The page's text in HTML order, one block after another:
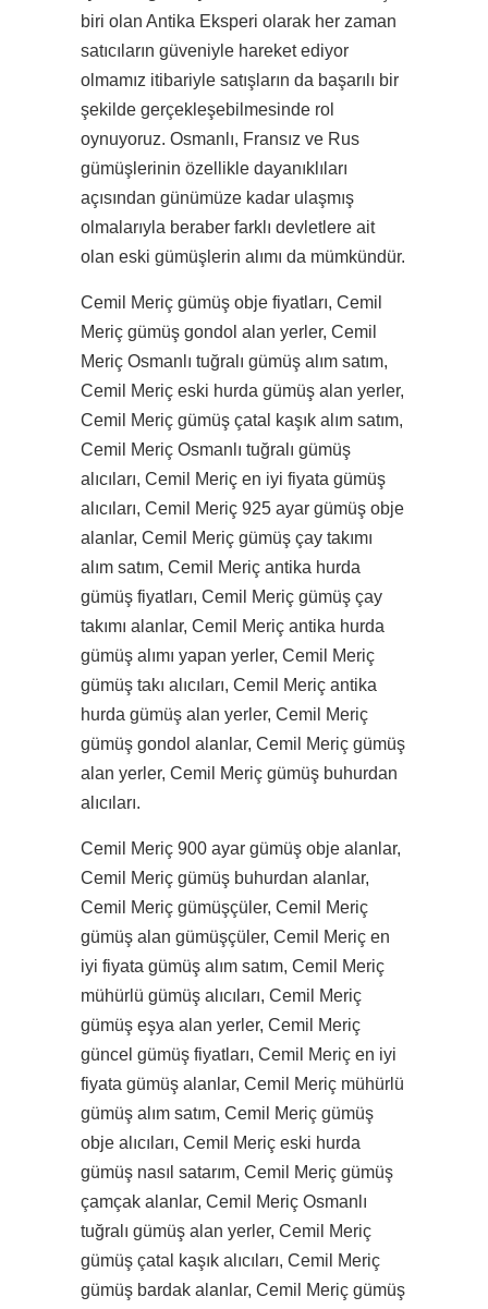
biri olan Antika Eksperi olarak her zaman
satıcıların güveniyle hareket ediyor
olmamız itibariyle satışların da başarılı bir
şekilde gerçekleşebilmesinde rol
oynuyoruz. Osmanlı, Fransız ve Rus
gümüşlerinin özellikle dayanıklıları
açısından günümüze kadar ulaşmış
olmalarıyla beraber farklı devletlere ait
olan eski gümüşlerin alımı da mümkündür.
Cemil Meriç gümüş obje fiyatları, Cemil
Meriç gümüş gondol alan yerler, Cemil
Meriç Osmanlı tuğralı gümüş alım satım,
Cemil Meriç eski hurda gümüş alan yerler,
Cemil Meriç gümüş çatal kaşık alım satım,
Cemil Meriç Osmanlı tuğralı gümüş
alıcıları, Cemil Meriç en iyi fiyata gümüş
alıcıları, Cemil Meriç 925 ayar gümüş obje
alanlar, Cemil Meriç gümüş çay takımı
alım satım, Cemil Meriç antika hurda
gümüş fiyatları, Cemil Meriç gümüş çay
takımı alanlar, Cemil Meriç antika hurda
gümüş alımı yapan yerler, Cemil Meriç
gümüş takı alıcıları, Cemil Meriç antika
hurda gümüş alan yerler, Cemil Meriç
gümüş gondol alanlar, Cemil Meriç gümüş
alan yerler, Cemil Meriç gümüş buhurdan
alıcıları.
Cemil Meriç 900 ayar gümüş obje alanlar,
Cemil Meriç gümüş buhurdan alanlar,
Cemil Meriç gümüşçüler, Cemil Meriç
gümüş alan gümüşçüler, Cemil Meriç en
iyi fiyata gümüş alım satım, Cemil Meriç
mühürlü gümüş alıcıları, Cemil Meriç
gümüş eşya alan yerler, Cemil Meriç
güncel gümüş fiyatları, Cemil Meriç en iyi
fiyata gümüş alanlar, Cemil Meriç mühürlü
gümüş alım satım, Cemil Meriç gümüş
obje alıcıları, Cemil Meriç eski hurda
gümüş nasıl satarım, Cemil Meriç gümüş
çamçak alanlar, Cemil Meriç Osmanlı
tuğralı gümüş alan yerler, Cemil Meriç
gümüş çatal kaşık alıcıları, Cemil Meriç
gümüş bardak alanlar, Cemil Meriç gümüş